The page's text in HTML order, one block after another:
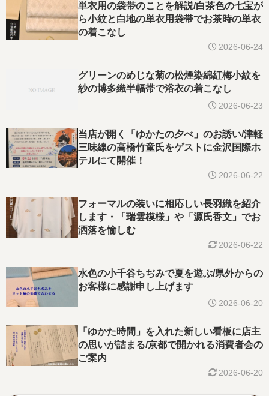
単衣用の袋帯のことを解説/白茶色の七宝が
ら小紋と白地の単衣用袋帯でお茶時の単衣
の着こなし
2026-06-24
グリーンのめじな菊の松煙染綿紅梅小紋を
紗の博多織半幅帯で浴衣の着こなし
2026-06-23
当店が開く「ゆかたの夕べ」のお誘い/津軽
三味線の高橋竹童氏をゲストに金沢国際ホ
テルにて開催！
2026-06-22
フォーマルの装いに相応しい長羽織を紹介
します・「瑞雲模様」や「源氏香文」でお
洒落を愉しむ
2026-06-22
水色の小千谷ちぢみで夏を遊ぶ/県外からの
お客様に感謝申し上げます
2026-06-20
「ゆかた時間」を入れた新しい看板に店主
の思いが詰まる/京都で開かれる消費者会の
ご案内
2026-06-20